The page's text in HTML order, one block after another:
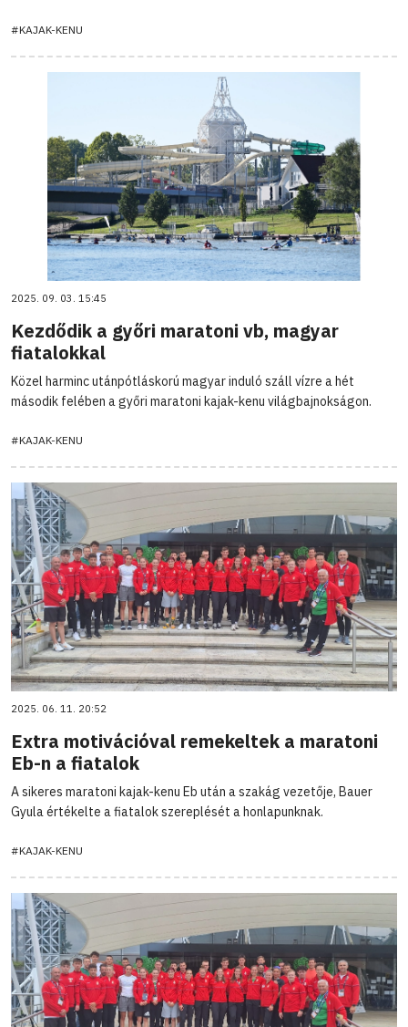
#KAJAK-KENU
2025. 09. 03. 15:45
Kezdődik a győri maratoni vb, magyar
fiatalokkal
Közel harminc utánpótláskorú magyar induló száll vízre a hét
második felében a győri maratoni kajak-kenu világbajnokságon.
#KAJAK-KENU
2025. 06. 11. 20:52
Extra motivációval remekeltek a maratoni
Eb-n a fiatalok
A sikeres maratoni kajak-kenu Eb után a szakág vezetője, Bauer
Gyula értékelte a fiatalok szereplését a honlapunknak.
#KAJAK-KENU